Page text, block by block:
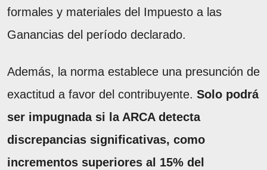
formales y materiales del Impuesto a las
Ganancias del período declarado.
Además, la norma establece una presunción de
exactitud a favor del contribuyente. Solo podrá
ser impugnada si la ARCA detecta
discrepancias significativas, como
incrementos superiores al 15% del